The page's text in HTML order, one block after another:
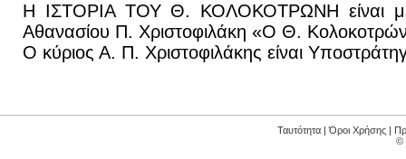
Η ΙΣΤΟΡΙΑ ΤΟΥ Θ. ΚΟΛΟΚΟΤΡΩΝΗ είναι
Αθανασίου Π. Χριστοφιλάκη «Ο Θ.
Ο κύριος Α. Π. Χριστοφιλάκης είναι
Ταυτότητα |Όροι Χρήσης |
©